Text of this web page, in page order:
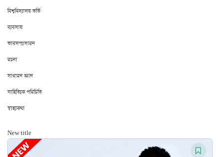
বিশ্ববিদ্যালয় ভর্তি
ব্যবসায়
ভাবসম্প্রসারন
রচনা
সাধারন জ্ঞান
সাহিত্যিক পরিচিতি
স্বাস্থ্যকথা
New title